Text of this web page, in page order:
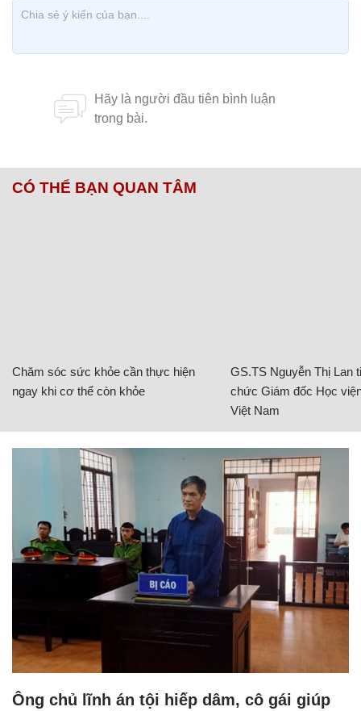
CÓ THỂ BẠN QUAN TÂM
Chăm sóc sức khỏe cần thực hiện
ngay khi cơ thể còn khỏe
GS.TS Nguyễn Thị Lan
chức Giám đốc Học
Việt Nam
Ông chủ lĩnh án tội hiếp dâm, cô gái giúp